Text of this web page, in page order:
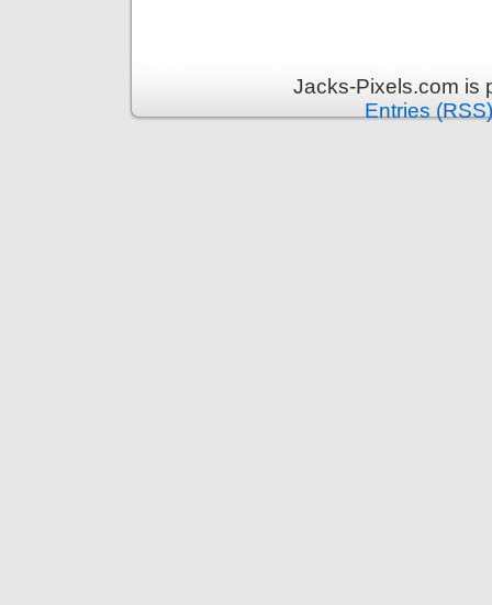
Jacks-Pixels.com is
Entries (RSS)